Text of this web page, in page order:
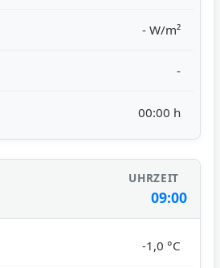
- W/m²
-
00:00 h
09:00
-1,0 °C